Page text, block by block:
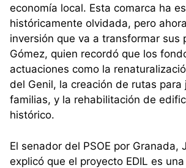
economía local. Esta comarca ha
históricamente olvidada, pero
inversión que va a transformar sus
Gómez, quien recordó que los
actuaciones como la
del Genil, la creación de rutas para
familias, y la rehabilitación de
histórico.
El senador del PSOE por Granada,
explicó que el proyecto EDIL es